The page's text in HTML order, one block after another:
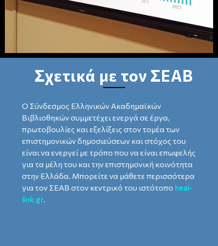
Σχετικά με τον ΣΕΑΒ
Ο Σύνδεσμος Ελληνικών Ακαδημαϊκών
Βιβλιοθηκών συμμετέχει ενεργά σε έργα,
πρωτοβουλίες και εξελίξεις στον τομέα των
επιστημονικών δημοσιεύσεων και στόχος του
είναι να ενεργεί με τρόπο που να είναι επωφελής
για τα μέλη του και την επιστημονική κοινότητα
στην Ελλάδα. Μπορείτε να μάθετε περισσότερα
για τον ΣΕΑΒ στον κεντρικό του ιστότοπο heal-
link.gr.